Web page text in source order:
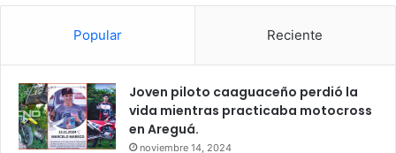
Popular Reciente
Joven piloto caaguaceño perdió la
vida mientras practicaba motocross
en Areguá.
noviembre 14, 2024